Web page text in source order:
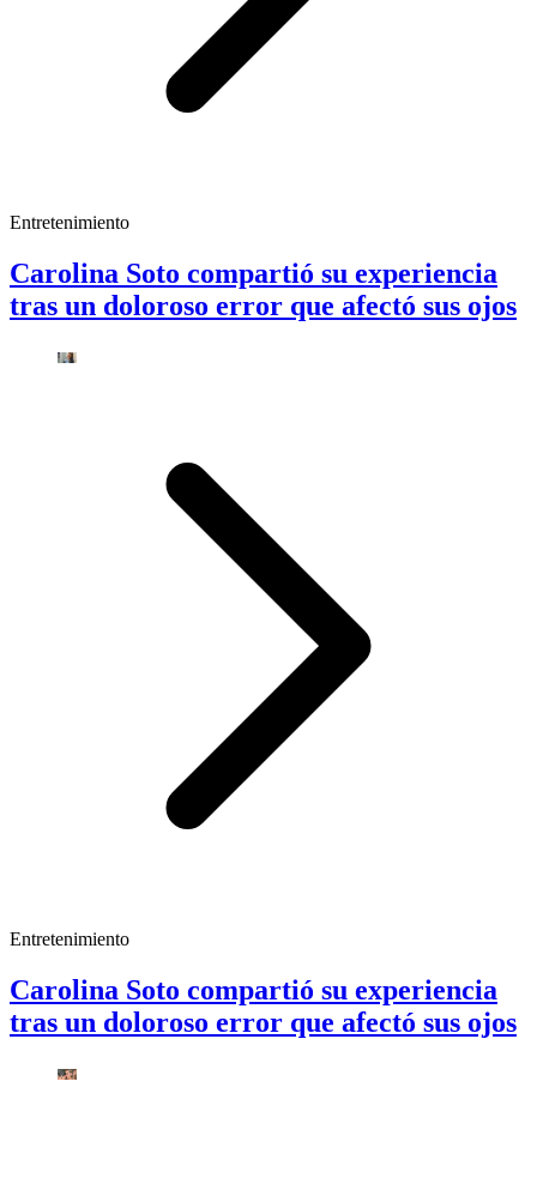
Entretenimiento
Carolina Soto compartió su experiencia
tras un doloroso error que afectó sus ojos
Entretenimiento
Carolina Soto compartió su experiencia
tras un doloroso error que afectó sus ojos